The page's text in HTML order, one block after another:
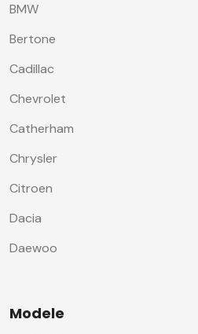
BMW
Bertone
Cadillac
Chevrolet
Catherham
Chrysler
Citroen
Dacia
Daewoo
Modele